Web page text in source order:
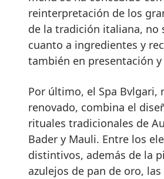
reinterpretación de los
de la tradición italiana, no
cuanto a ingredientes y
también en presentación y
Por último, el Spa Bvlgari,
renovado, combina el
rituales tradicionales de
Bader y Mauli. Entre los
distintivos, además de la
azulejos de pan de oro,